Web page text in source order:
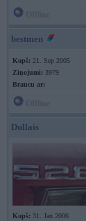
bestmen
Kopš: 21. Sep 2005
Ziņojumi: 3979
Braucu ar:
Dullais
Kopš: 31. Jan 2006